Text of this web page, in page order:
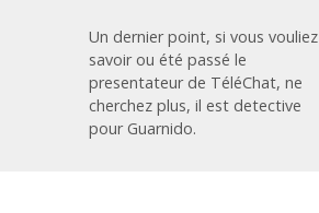
Un dernier point, si vous vouliez
savoir ou été passé le
presentateur de TéléChat, ne
cherchez plus, il est detective
pour Guarnido.